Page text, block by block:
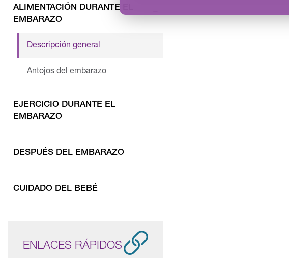
ALIMENTACIÓN DURANTE EL
EMBARAZO
Descripción general
Antojos del embarazo
EJERCICIO DURANTE EL
EMBARAZO
DESPUÉS DEL EMBARAZO
CUIDADO DEL BEBÉ
ENLACES RÁPIDOS